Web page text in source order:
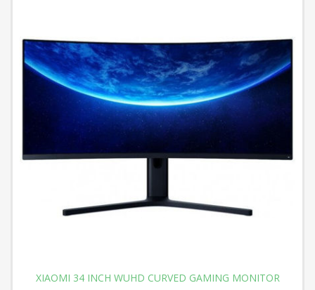
XIAOMI 34 INCH WUHD CURVED GAMING MONITOR